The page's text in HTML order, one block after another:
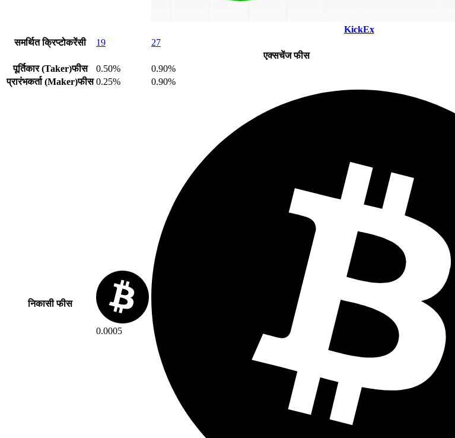
KickEx
समर्थित क्रिप्टोकरेंसी
19
27
एक्सचेंज फीस
पूर्तिकार (Taker)फीस
0.50%
0.90%
प्रारंभकर्ता (Maker)फीस 0.25% 0.90%
निकासी फीस
0.0005